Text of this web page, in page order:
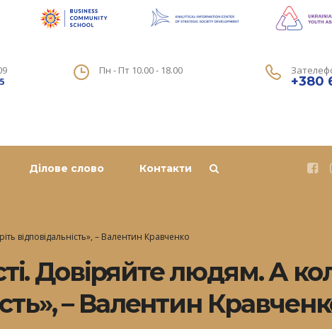
+380
Пн - Пт 10.00 - 18.00
Ділове слово Контакти
відповідальність», – Валентин Кравченко
Довіряйте людям. А
– Валентин